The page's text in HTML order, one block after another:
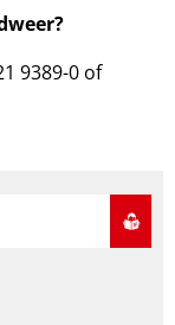
9389-0 of